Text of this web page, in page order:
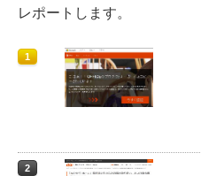
レポートします。
1
2